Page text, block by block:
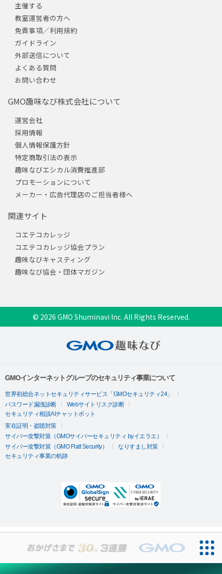
主催する
教室運営者の方へ
免責事項／利用規約
ガイドライン
外部送信について
よくある質問
お問い合わせ
GMO趣味なび株式会社について
運営会社
採用情報
個人情報保護方針
特定商取引法の表示
趣味なびエシカル消費推進部
プロモーションについて
メーカー・広告代理店のご担当者様へ
関連サイト
コエテコカレッジ
コエテコカレッジ協会プラン
趣味なびキャスティング
趣味なび協会・団体マガジン
© 2026 GMO Shuminavi Inc. All Rights Reserved.